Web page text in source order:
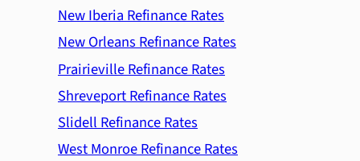
New Iberia Refinance Rates
New Orleans Refinance Rates
Prairieville Refinance Rates
Shreveport Refinance Rates
Slidell Refinance Rates
West Monroe Refinance Rates